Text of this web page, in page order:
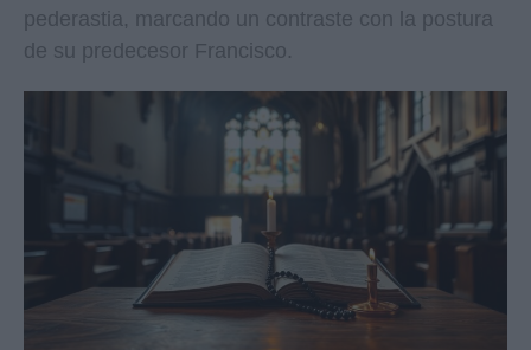
pederastia, marcando un contraste con la postura
de su predecesor Francisco.